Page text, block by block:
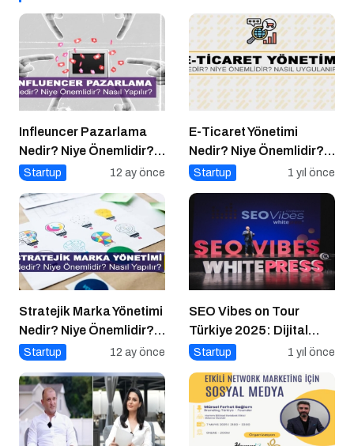
Infleuncer Pazarlama
Nedir? Niye Önemlidir?
Influencer Pazarlama
Startup 12 ay önce
E-Ticaret Yönetimi
Nedir? Niye Önemlidir?
E-Ticaret Yönetimi Nasıl
Startup 1 yıl önce
Stratejik Marka Yönetimi
Nedir? Niye Önemlidir?
Stratejik Marka Yönetimi
Startup 12 ay önce
SEO Vibes on Tour
Türkiye 2025: Dijital
Dünyanın Nabzını Tutan
Startup 1 yıl önce